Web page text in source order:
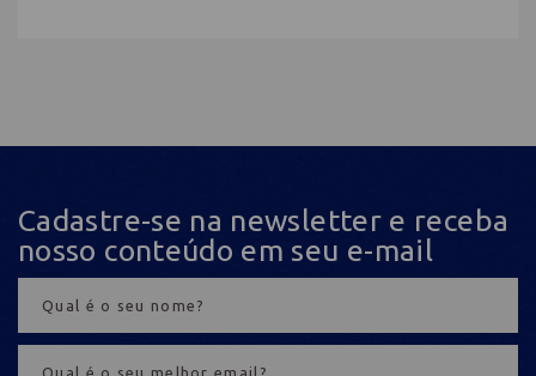
Cadastre-se na newsletter e receba
nosso conteúdo em seu e-mail